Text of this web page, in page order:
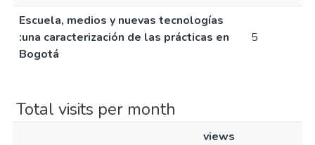
Escuela, medios y nuevas tecnologías
:una caracterización de las prácticas en
Bogotá
5
Total visits per month
views